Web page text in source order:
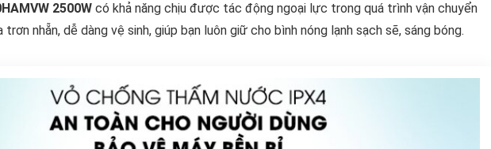
2500W có khả năng chịu được tác động ngoại lực trong quá trình vận chuyển
nhẵn, dễ dàng vệ sinh, giúp bạn luôn giữ cho bình nóng lạnh sạch sẽ, sáng bóng.